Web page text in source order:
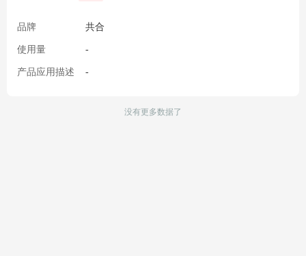
品牌 共合
使用量 -
产品应用描述 -
没有更多数据了